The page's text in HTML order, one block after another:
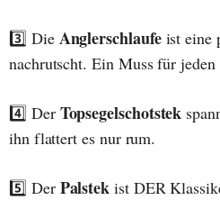
3️⃣ Die Anglerschlaufeist eine
nachrutscht. Ein Muss für
4️⃣ Der Topsegelschotstek
ihn flattert es nur rum.
5️⃣ Der Palstek ist DER